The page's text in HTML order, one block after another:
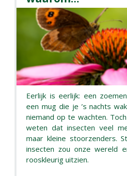
Eerlijk is eerlijk: een
een mug die je ’s nachts
niemand op te wachten.
weten dat insecten veel
maar kleine stoorzenders.
insecten zou onze wereld
rooskleurig uitzien.